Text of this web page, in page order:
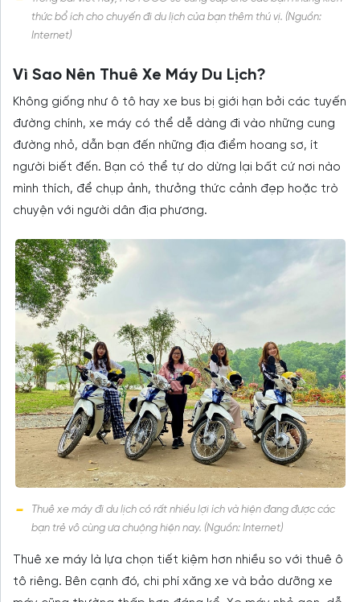
thức bổ ích cho chuyến đi du lịch của bạn thêm thú vị. (Nguồn:
Internet)
Vì Sao Nên Thuê Xe Máy Du Lịch?
Không giống như ô tô hay xe bus bị giới hạn bởi các tuyến
đường chính, xe máy có thể dễ dàng đi vào những cung
đường nhỏ, dẫn bạn đến những địa điểm hoang sơ, ít
người biết đến. Bạn có thể tự do dừng lại bất cứ nơi nào
mình thích, để chụp ảnh, thưởng thức cảnh đẹp hoặc trò
chuyện với người dân địa phương.
Thuê xe máy đi du lịch có rất nhiều lợi ích và hiện đang được các
bạn trẻ vô cùng ưa chuộng hiện nay. (Nguồn: Internet)
Thuê xe máy là lựa chọn tiết kiệm hơn nhiều so với thuê ô
tô riêng. Bên cạnh đó, chi phí xăng xe và bảo dưỡng xe